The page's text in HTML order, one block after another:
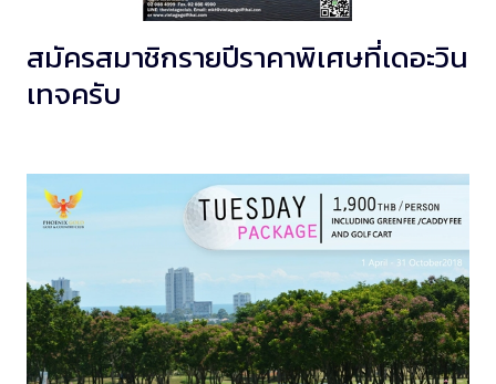
สมัครสมาชิกรายปีราคาพิเศษที่เดอะวิน
เทจครับ